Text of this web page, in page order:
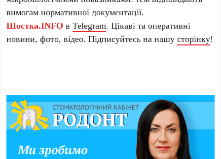
вимогам нормативної документації.
Шостка.INFO вTelegram. Цікаві та оперативні
новини, фото, відео. Підписуйтесь на нашусторінку!